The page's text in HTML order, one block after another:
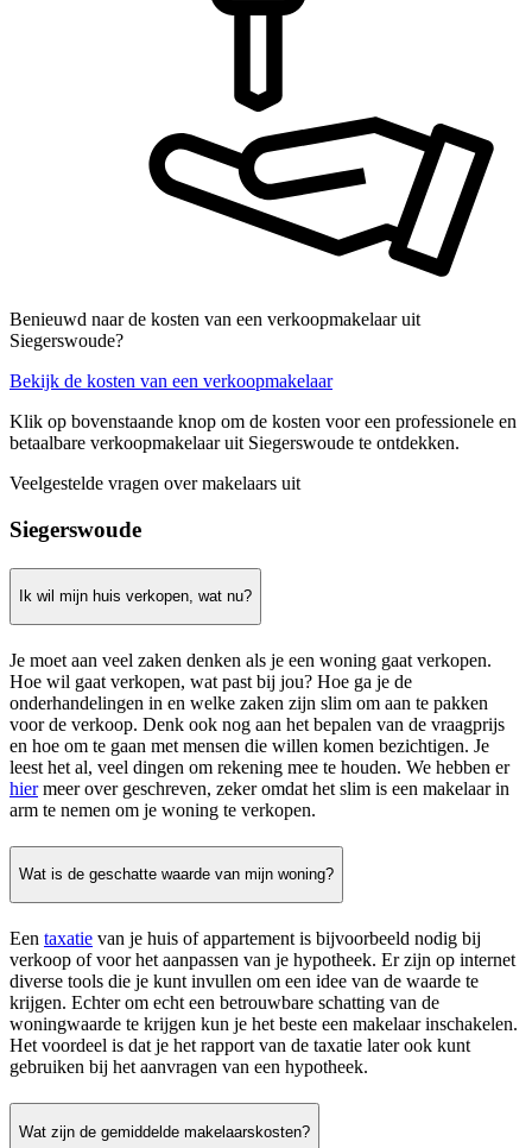
Benieuwd naar de kosten van een verkoopmakelaar uit
Siegerswoude?
Bekijk de kosten van een verkoopmakelaar
Klik op bovenstaande knop om de kosten voor een professionele en
betaalbare verkoopmakelaar uit Siegerswoude te ontdekken.
Veelgestelde vragen over makelaars uit
Siegerswoude
Ik wil mijn huis verkopen, wat nu?
Je moet aan veel zaken denken als je een woning gaat verkopen.
Hoe wil gaat verkopen, wat past bij jou? Hoe ga je de
onderhandelingen in en welke zaken zijn slim om aan te pakken
voor de verkoop. Denk ook nog aan het bepalen van de vraagprijs
en hoe om te gaan met mensen die willen komen bezichtigen. Je
leest het al, veel dingen om rekening mee te houden. We hebben er
hiermeer over geschreven, zeker omdat het slim is een makelaar in
arm te nemen om je woning te verkopen.
Wat is de geschatte waarde van mijn woning?
Een taxatie van je huis of appartement is bijvoorbeeld nodig bij
verkoop of voor het aanpassen van je hypotheek. Er zijn op internet
diverse tools die je kunt invullen om een idee van de waarde te
krijgen. Echter om echt een betrouwbare schatting van de
woningwaarde te krijgen kun je het beste een makelaar inschakelen.
Het voordeel is dat je het rapport van de taxatie later ook kunt
gebruiken bij het aanvragen van een hypotheek.
Wat zijn de gemiddelde makelaarskosten?